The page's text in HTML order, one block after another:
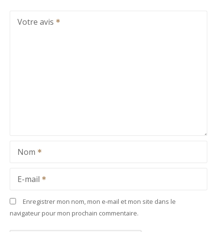
Votre avis
Nom
E-mail
Enregistrer mon nom, mon e-mail et mon site dans le
navigateur pour mon prochain commentaire.